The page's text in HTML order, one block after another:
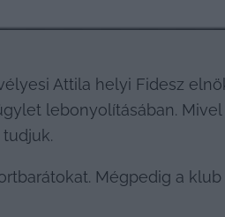
Attila helyi Fidesz
lebonyolításában. Mivel
Mégpedig a